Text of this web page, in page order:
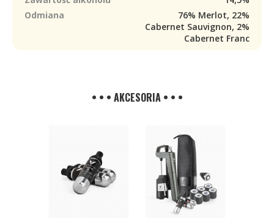
Odmiana
76% Merlot, 22%
Cabernet Sauvignon, 2%
Cabernet Franc
• • • AKCESORIA • • •